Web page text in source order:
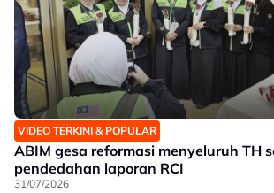
VIDEO TERKINI & POPULAR
ABIM gesa reformasi menyeluruh TH
pendedahan laporan RCI
31/07/2026